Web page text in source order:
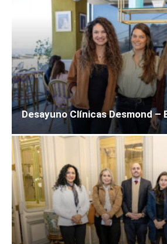
Desayuno Clínicas Desmond –